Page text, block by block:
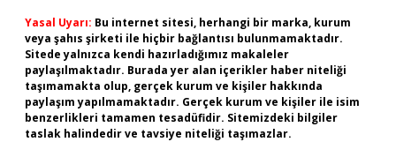
Yasal Uyarı: Bu internet sitesi, herhangi bir marka, kurum
veya şahıs şirketi ile hiçbir bağlantısı bulunmamaktadır.
Sitede yalnızca kendi hazırladığımız makaleler
paylaşılmaktadır. Burada yer alan içerikler haber niteliği
taşımamakta olup, gerçek kurum ve kişiler hakkında
paylaşım yapılmamaktadır. Gerçek kurum ve kişiler ile isim
benzerlikleri tamamen tesadüfidir. Sitemizdeki bilgiler
taslak halindedir ve tavsiye niteliği taşımazlar.